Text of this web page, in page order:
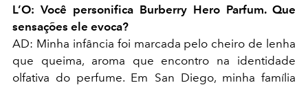
L’O: Você personifica Burberry Hero Parfum. Que
sensações ele evoca?
AD: Minha infância foi marcada pelo cheiro de lenha
que queima, aroma que encontro na identidade
olfativa do perfume. Em San Diego, minha família